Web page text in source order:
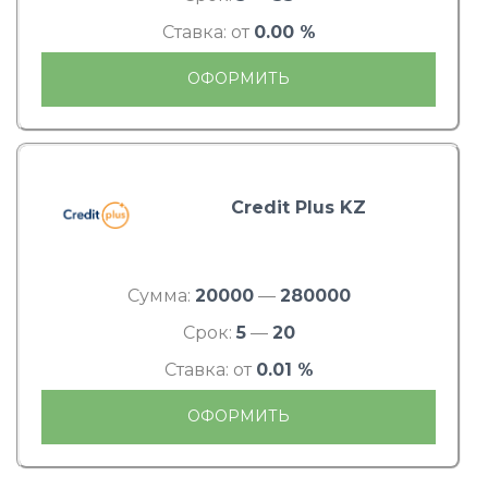
Ставка: от 0.00 %
ОФОРМИТЬ
Credit Plus KZ
Сумма: 20000— 280000
Срок: 5— 20
Ставка: от 0.01 %
ОФОРМИТЬ